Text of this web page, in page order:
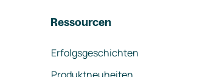
Ressourcen
Erfolgsgeschichten